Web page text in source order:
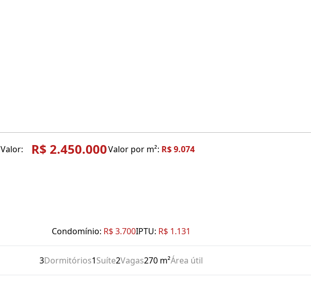
Valor: R$ 2.450.000Valor por m²: R$ 9.074
Condomínio: R$ 3.700IPTU: R$ 1.131
3Dormitórios1Suíte2Vagas270 m²Área útil